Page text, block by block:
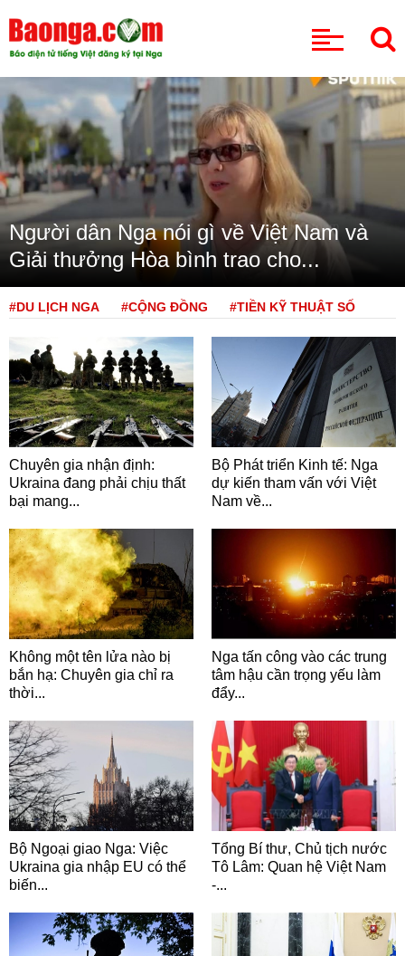
Người dân Nga nói gì về Việt Nam và
Giải thưởng Hòa bình trao cho...
#DU LỊCH NGA #CỘNG ĐỒNG #TIỀN KỸ THUẬT SỐ
Chuyên gia nhận định:
Ukraina đang phải chịu thất
bại mang...
Bộ Phát triển Kinh tế: Nga
dự kiến tham vấn với Việt
Nam về...
Không một tên lửa nào bị
bắn hạ: Chuyên gia chỉ ra
thời...
Nga tấn công vào các trung
tâm hậu cần trọng yếu làm
đẩy...
Bộ Ngoại giao Nga: Việc
Ukraina gia nhập EU có thể
biến...
Tổng Bí thư, Chủ tịch nước
Tô Lâm: Quan hệ Việt Nam
-...